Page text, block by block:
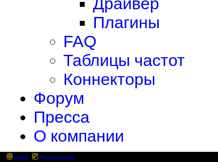
Плагины
FAQ
Таблицы частот
Коннекторы
Форум
Пресса
О компании
Вход Регистрация